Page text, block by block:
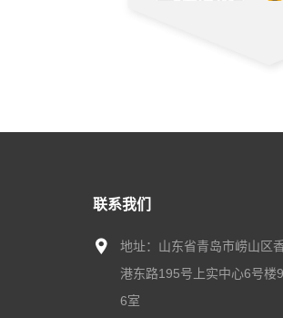
联系我们
地址：山东省青岛市崂山区
港东路195号上实中心6号楼
6室